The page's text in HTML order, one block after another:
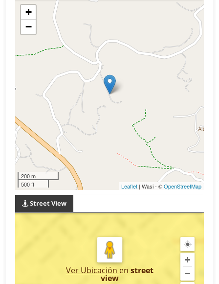
+
−
200 m
500 ft
Leaflet | Wasi - ©OpenStreetMap
Street View
Ver Ubicación en street
view